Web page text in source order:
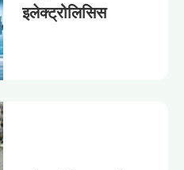
इलेक्ट्रोलिसिस